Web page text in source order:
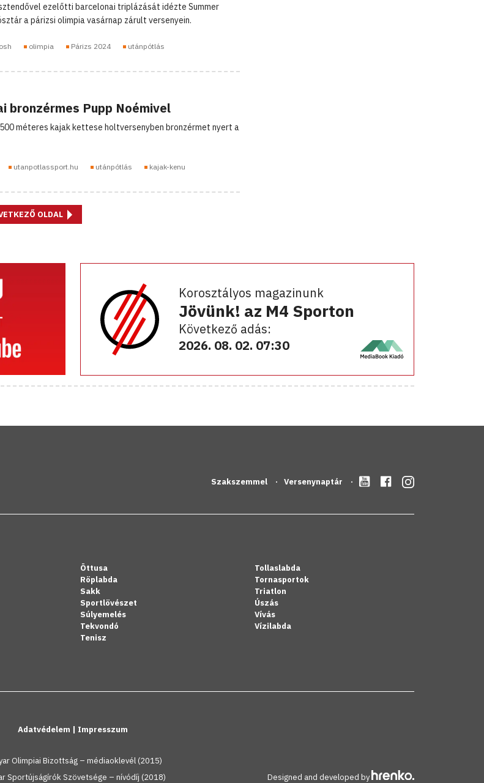
ezelőtti barcelonai triplázását idézte Summer
a párizsi olimpia vasárnap zárult versenyein.
olimpia Párizs 2024
utánpótlás
bronzérmes Pupp Noémivel
méteres kajak kettese holtversenyben bronzérmet nyert a
utanpotlassport.hu utánpótlás
kajak-kenu
OLDAL
Korosztályos magazinunk
Jövünk! az M4 Sporton
Következő adás:
2026. 08. 02. 07:30
Szakszemmel Versenynaptár
Öttusa
Röplabda
Sakk
Sportlövészet
Súlyemelés
Tekvondó
Tenisz
Tollaslabda
Tornasportok
Triatlon
Úszás
Vívás
Vízilabda
Adatvédelem | Impresszum
Olimpiai Bizottság – médiaoklevél (2015)
Sportújságírók Szövetsége – nívódíj (2018)
Designed and developed by